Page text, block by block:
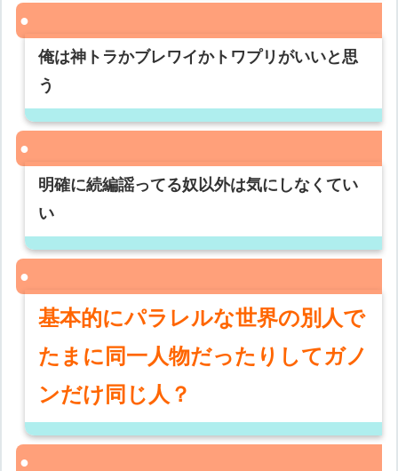
俺は神トラかブレワイかトワプリがいいと思
う
明確に続編謡ってる奴以外は気にしなくてい
い
基本的にパラレルな世界の別人で
たまに同一人物だったりしてガノ
ンだけ同じ人？